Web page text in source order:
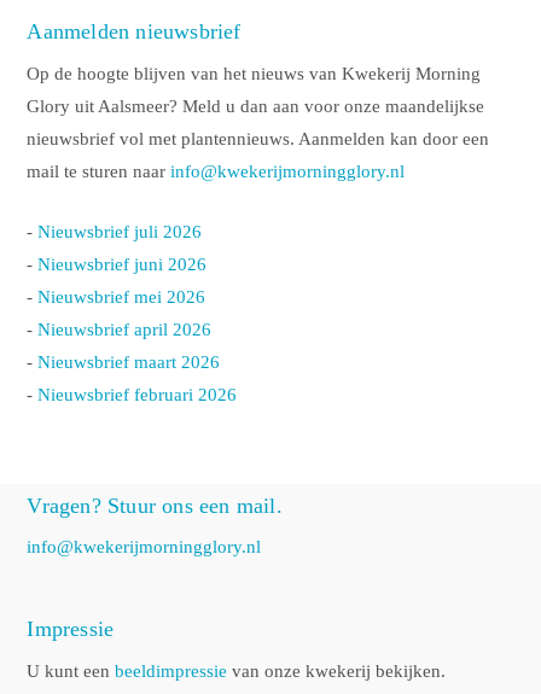
Aanmelden nieuwsbrief
Op de hoogte blijven van het nieuws van Kwekerij Morning
Glory uit Aalsmeer? Meld u dan aan voor onze maandelijkse
nieuwsbrief vol met plantennieuws. Aanmelden kan door een
mail te sturen naarinfo@kwekerijmorningglory.nl
-Nieuwsbrief juli 2026
-Nieuwsbrief juni 2026
-Nieuwsbrief mei 2026
-Nieuwsbrief april 2026
-Nieuwsbrief maart 2026
-Nieuwsbrief februari 2026
Vragen? Stuur ons een mail.
info@kwekerijmorningglory.nl
Impressie
U kunt eenbeeldimpressie van onze kwekerij bekijken.